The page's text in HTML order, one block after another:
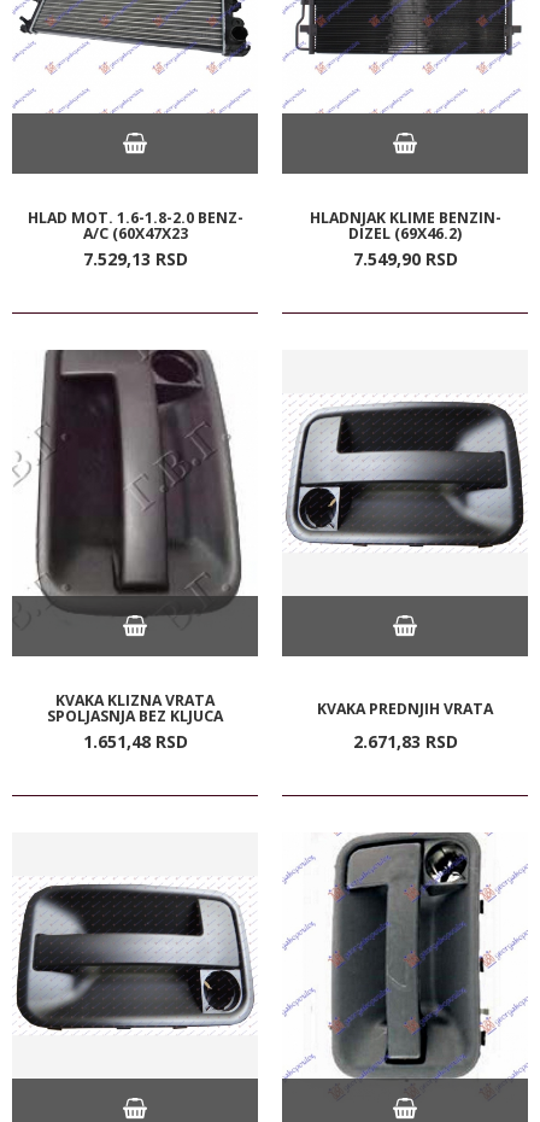
HLAD MOT. 1.6-1.8-2.0 BENZ-
A/C (60X47X23
7.529,13 RSD
HLADNJAK KLIME BENZIN-
DIZEL (69X46.2)
7.549,90 RSD
KVAKA KLIZNA VRATA
SPOLJASNJA BEZ KLJUCA
1.651,48 RSD
KVAKA PREDNJIH VRATA
2.671,83 RSD